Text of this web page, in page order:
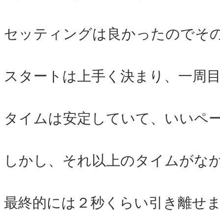
セッティングは良かったのでそ
スタートは上手く決まり、一周
タイムは安定していて、いいペ
しかし、それ以上のタイムがな
最終的には２秒くらい引き離せ